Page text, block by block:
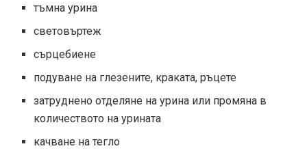
тъмна урина
световъртеж
сърцебиене
подуване на глезените, краката, ръцете
затруднено отделяне на урина или промяна в
количеството на урината
качване на тегло